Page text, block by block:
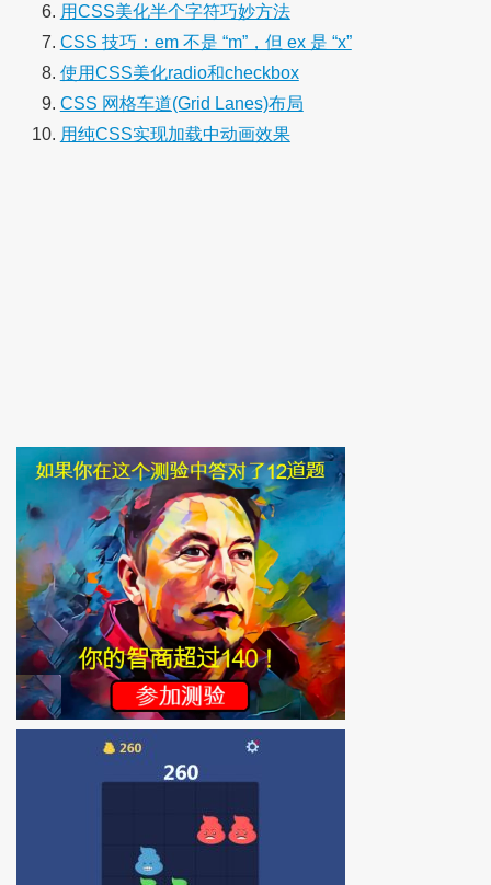
用CSS美化半个字符巧妙方法
CSS 技巧：em 不是 “m”，但 ex 是 “x”
使用CSS美化radio和checkbox
CSS 网格车道(Grid Lanes)布局
用纯CSS实现加载中动画效果